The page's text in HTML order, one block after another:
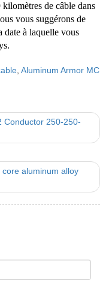
de câble dans
vous suggérons de
date à laquelle vous
Aluminum Armor MC
Conductor 250-250-
aluminum alloy